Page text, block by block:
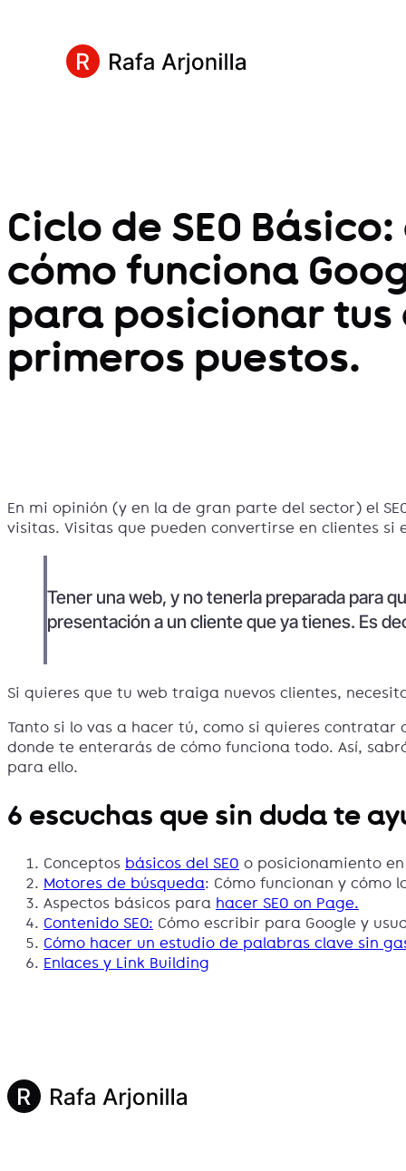
Ciclo de SEO
cómo funciona
para posicionar tus
primeros puestos.
En mi opinión (y en la de gran parte del sector) el
visitas. Visitas que pueden convertirse en clientes si
Tener una web, y no tenerla preparada para
presentación a un cliente que ya tienes. Es
Si quieres que tu web traiga nuevos clientes,
Tanto si lo vas a hacer tú, como si quieres contratar
donde te enterarás de cómo funciona todo. Así,
para ello.
6 escuchas que sin duda te
Conceptos básicos del SEO o posicionamiento
Motores de búsqueda: Cómo funcionan y cómo
Aspectos básicos para hacer SEO on Page.
Contenido SEO: Cómo escribir para Google y
Cómo hacer un estudio de palabras clave sin
Enlaces y Link Building